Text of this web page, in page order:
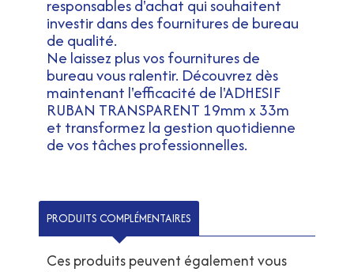
responsables d'achat qui souhaitent
investir dans des fournitures de bureau
de qualité.
Ne laissez plus vos fournitures de
bureau vous ralentir. Découvrez dès
maintenant l'efficacité de l'ADHESIF
RUBAN TRANSPARENT 19mm x 33m
et transformez la gestion quotidienne
de vos tâches professionnelles.
PRODUITS COMPLÉMENTAIRES
Ces produits peuvent également vous